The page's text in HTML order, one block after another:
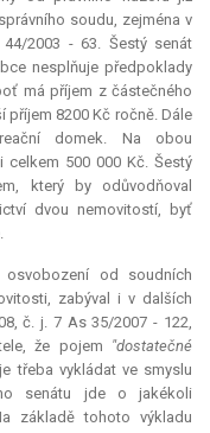
soudu, zejména v
2003 - 63. Šestý senát
nesplňuje předpoklady
má příjem z částečného
8200 Kč ročně. Dále
domek. Na obou
500 000 Kč. Šestý
který by odůvodňoval
dvou nemovitostí, byť
od soudních
zabýval i v dalších
č. j. 7 As 35/2007 - 122,
že pojem "dostatečné
třeba vykládat ve smyslu
senátu jde o jakékoli
základě tohoto výkladu